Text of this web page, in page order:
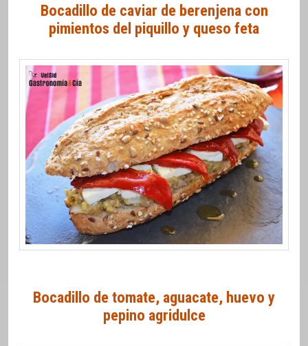
Bocadillo de caviar de berenjena con
pimientos del piquillo y queso feta
Bocadillo de tomate, aguacate, huevo y
pepino agridulce